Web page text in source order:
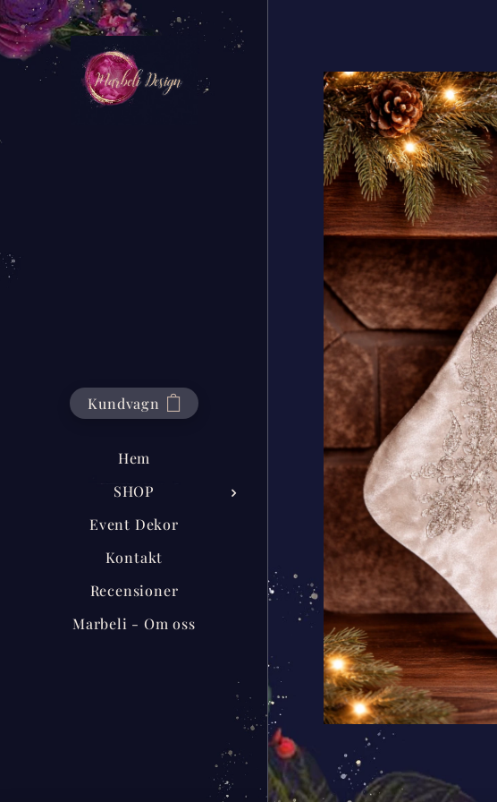
Kundvagn
Hem
SHOP
Event Dekor
Kontakt
Recensioner
Marbeli - Om oss